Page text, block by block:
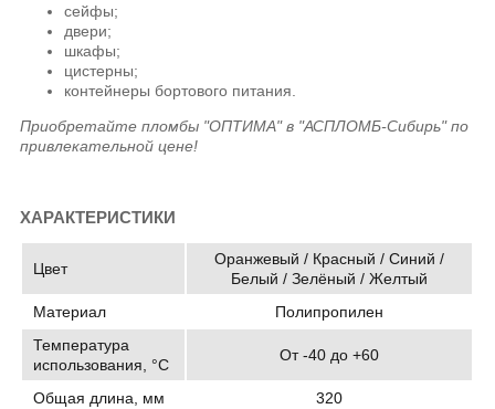
сейфы;
двери;
шкафы;
цистерны;
контейнеры бортового питания.
Приобретайте пломбы "ОПТИМА" в "АСПЛОМБ-Сибирь" по
привлекательной цене!
ХАРАКТЕРИСТИКИ
Цвет
Оранжевый / Красный / Синий /
Белый / Зелёный / Желтый
Материал
Полипропилен
Температура
использования, °C
От -40 до +60
Общая длина, мм 320